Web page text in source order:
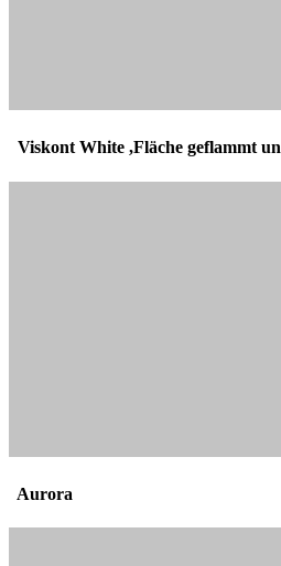
Viskont White ,Fläche geflammt
Aurora